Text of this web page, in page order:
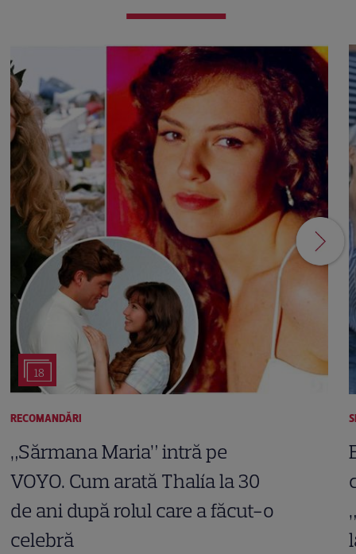
18
RECOMANDĂRI
„Sărmana Maria” intră pe
VOYO. Cum arată Thalía la 30
de ani după rolul care a făcut-o
celebră